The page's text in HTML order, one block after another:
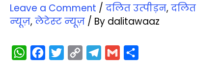
Leave a Comment / दलित उत्‍पीड़न, दलित
न्‍यूज़, लेटेस्‍ट न्‍यूज़ / By dalitawaaz
W